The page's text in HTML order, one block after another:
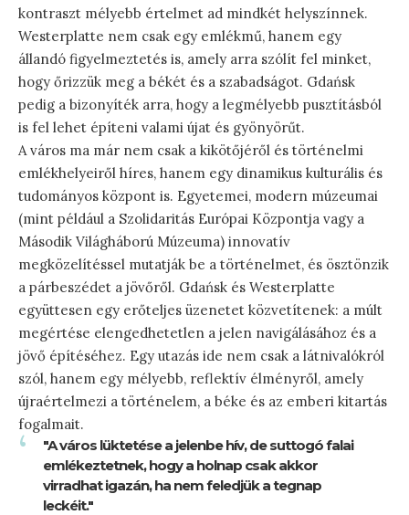
kontraszt mélyebb értelmet ad mindkét helyszínnek.
Westerplatte nem csak egy emlékmű, hanem egy
állandó figyelmeztetés is, amely arra szólít fel minket,
hogy őrizzük meg a békét és a szabadságot. Gdańsk
pedig a bizonyíték arra, hogy a legmélyebb pusztításból
is fel lehet építeni valami újat és gyönyörűt.
A város ma már nem csak a kikötőjéről és történelmi
emlékhelyeiről híres, hanem egy dinamikus kulturális és
tudományos központ is. Egyetemei, modern múzeumai
(mint például a Szolidaritás Európai Központja vagy a
Második Világháború Múzeuma) innovatív
megközelítéssel mutatják be a történelmet, és ösztönzik
a párbeszédet a jövőről. Gdańsk és Westerplatte
együttesen egy erőteljes üzenetet közvetítenek: a múlt
megértése elengedhetetlen a jelen navigálásához és a
jövő építéséhez. Egy utazás ide nem csak a látnivalókról
szól, hanem egy mélyebb, reflektív élményről, amely
újraértelmezi a történelem, a béke és az emberi kitartás
fogalmait.
"A város lüktetése a jelenbe hív, de suttogó falai
emlékeztetnek, hogy a holnap csak akkor
virradhat igazán, ha nem feledjük a tegnap
leckéit."